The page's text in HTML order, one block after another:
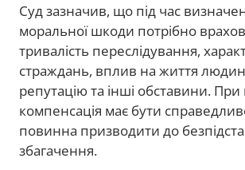
Суд зазначив, що під час
моральної шкоди потрібно
тривалість переслідування,
страждань, вплив на життя
репутацію та інші обставини.
компенсація має бути
повинна призводити до
збагачення.